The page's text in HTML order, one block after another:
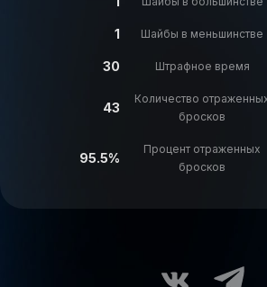
1 Шайбы в меньшинстве
30 Штрафное время
43
Количество
бросков
95.5%
Процент отраженных
бросков